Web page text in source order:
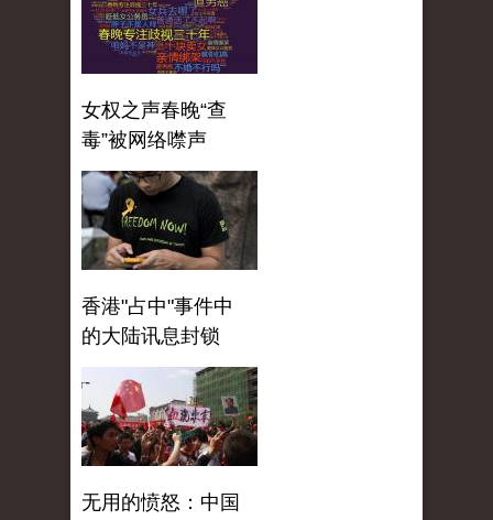
女权之声春晚“查
毒”被网络噤声
香港"占中"事件中
的大陆讯息封锁
无用的愤怒：中国